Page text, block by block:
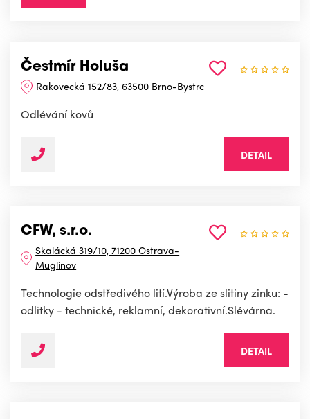
Čestmír Holuša
Rakovecká 152/83, 63500 Brno-Bystrc
Odlévání kovů
DETAIL
CFW, s.r.o.
Skalácká 319/10, 71200 Ostrava-
Muglinov
Technologie odstředivého lití.Výroba ze slitiny zinku: -
odlitky - technické, reklamní, dekorativní.Slévárna.
DETAIL